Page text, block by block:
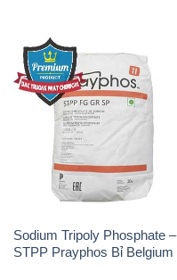
Sodium Tripoly Phosphate –
STPP Prayphos Bỉ Belgium